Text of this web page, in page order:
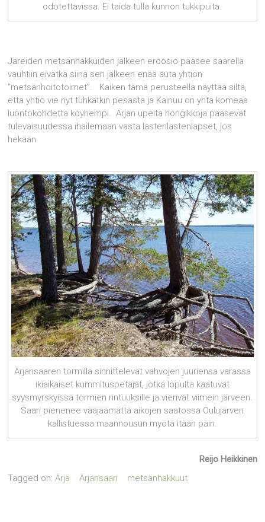
odotettavissa. Ei taida tulla kunnon tukkipuita.
Järeiden metsänhakkuiden jälkeen eroosio pääsee saarella
vauhtiin eivätkä siinä sen jälkeen enää auta yhtiön
”metsänhoitotoimet”. Kaiken tämä perusteella näyttää siltä,
että yhtiö vie nyt tuhkatkin pesästä ja Kainuu on yhtä komeaa
luontokohdetta köyhempi. Ärjän upeita hongikkoja pääsevät
tulevaisuudessa ihailemaan vasta lastenlastenlapset, jos
hekään.
Ärjänsaaren törmillä sinnittelevät vahvojen juuriensa varassa
ikiaikaiset kummituspetäjät, jotka lopulta kaatuvat
syysmyrskyissä törmien rintuuksille ja vierivät viimein järveen.
Saari pienenee vääjäämättä aikojen saatossa Oulujärven
kallistuessa maannousun myötä itään päin.
Reijo Heikkinen
Tagged on:Ärjä Ärjänsaari metsänhakkuut